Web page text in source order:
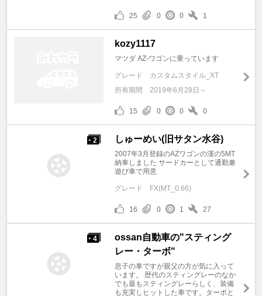
25 0 0 1
kozy1117
マツダ AZ-ワゴンに乗っています
グレード
カスタムスタイル_XT
所有期間
2019年6月28日～
15 0 0 0
+ 2 しゅーめい(旧サタン水谷)
2007年3月登録のAZワゴンの漢の5MT
納車しました サードカーとして通勤兼
遊び車で用意
グレード FX(MT_0.66)
16 0 1 27
+ 4
ossan自動車の"スティング
レー・ターボ"
息子の車ですが親父の方が気に入って
います。 歴代のスティングレーのなか
でも最もスティングレーらしく、装備
も充実しヒットした車です。ターボと